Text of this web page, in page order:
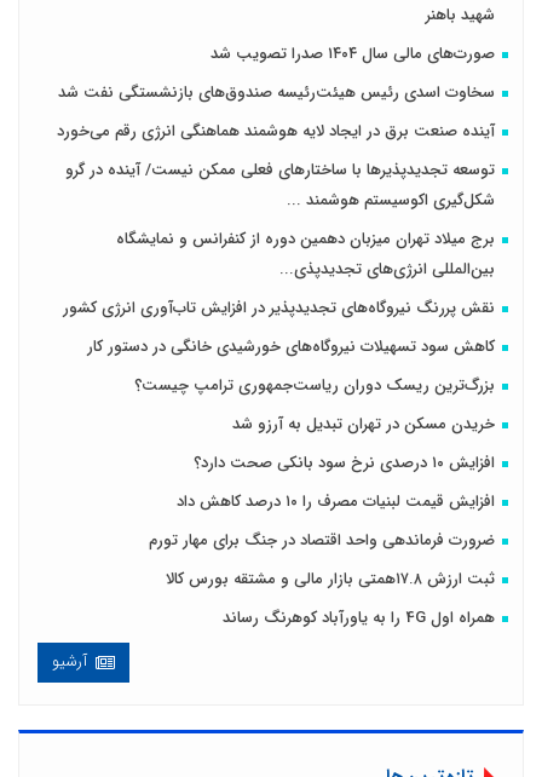
شهید باهنر
صورت‌های مالی سال ۱۴۰۴ صدرا تصویب شد
سخاوت اسدی رئیس هیئت‌رئیسه صندوق‌های بازنشستگی نفت شد
آینده صنعت برق در ایجاد لایه هوشمند هماهنگی انرژی رقم می‌خورد
توسعه تجدیدپذیرها با ساختارهای فعلی ممکن نیست/ آینده در گرو
شکل‌گیری اکوسیستم هوشمند ...
برج میلاد تهران میزبان دهمین دوره از کنفرانس و نمایشگاه
بین‌المللی انرژی‌های تجدیدپذی...
نقش پررنگ نیروگاه‌های تجدیدپذیر در افزایش تاب‌آوری انرژی کشور
کاهش سود تسهیلات نیروگاه‌های خورشیدی خانگی در دستور کار
بزرگ‌ترین ریسک دوران ریاست‌جمهوری ترامپ چیست؟
خریدن مسکن در تهران تبدیل به آرزو شد
افزایش ۱۰ درصدی نرخ سود بانکی صحت دارد؟
افزایش قیمت لبنیات مصرف را ۱۰ درصد کاهش داد
ضرورت فرماندهی واحد اقتصاد در جنگ برای مهار تورم
ثبت ارزش ۱۷.۸همتی بازار مالی و مشتقه بورس کالا
همراه اول 4G را به یاورآباد کوهرنگ رساند
آرشیو